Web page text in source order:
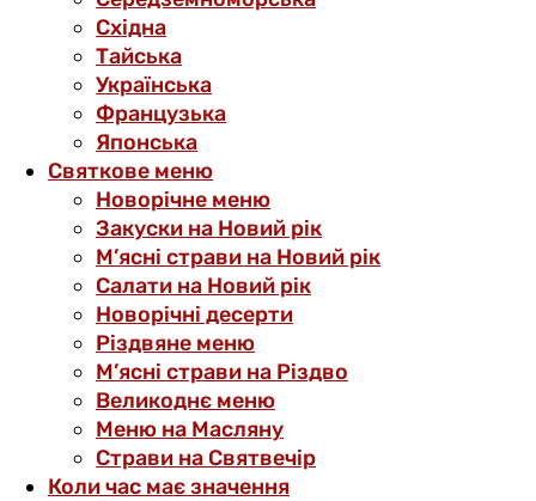
Східна
Тайська
Українська
Французька
Японська
Святкове меню
Новорічне меню
Закуски на Новий рік
М’ясні страви на Новий рік
Салати на Новий рік
Новорічні десерти
Різдвяне меню
М’ясні страви на Різдво
Великоднє меню
Меню на Масляну
Страви на Святвечір
Коли час має значення